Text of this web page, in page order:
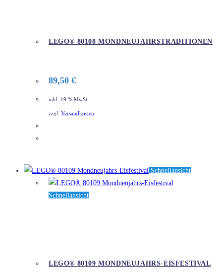
LEGO® 80108 MONDNEUJAHRSTRADITIONEN
89,50 €
inkl. 19 % MwSt.
zzgl. Versandkosten
Schnellansicht
Schnellansicht
LEGO® 80109 MONDNEUJAHRS-EISFESTIVAL